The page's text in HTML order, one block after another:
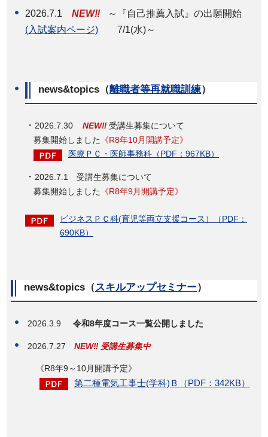
2026.7.1 NEW‼
～『自己推薦入試』の出願開始
(入試案内ページ) 7/1(水)～
news&topics（離職者等再就職訓練）
・ 2026.7.30 NEW‼ 受講生募集について
募集開始しました
《R8年10月開講予定》
医療ＰＣ・医師事務科（PDF：967KB）
・ 2026.7.1 受講生募集について
募集開始しました
《R8年9月開講予定》
ビジネスＰＣ科(育児等両立支援コース）（PDF：
690KB）
news&topics（ スキルアップセミナー）
2026.3.9 令和8年度コース一覧公開しました
2026.7.27 NEW‼ 受講生募集中
《R8年9～10月開講予定》
第二種電気工事士(学科)Ｂ（PDF：342KB）